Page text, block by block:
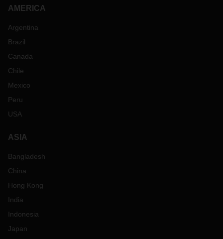
AMERICA
Argentina
Brazil
Canada
Chile
Mexico
Peru
USA
ASIA
Bangladesh
China
Hong Kong
India
Indonesia
Japan